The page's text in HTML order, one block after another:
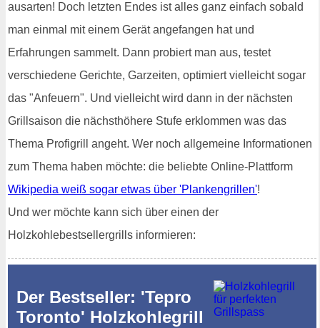
ausarten! Doch letzten Endes ist alles ganz einfach sobald
man einmal mit einem Gerät angefangen hat und
Erfahrungen sammelt. Dann probiert man aus, testet
verschiedene Gerichte, Garzeiten, optimiert vielleicht sogar
das "Anfeuern". Und vielleicht wird dann in der nächsten
Grillsaison die nächsthöhere Stufe erklommen was das
Thema Profigrill angeht. Wer noch allgemeine Informationen
zum Thema haben möchte: die beliebte Online-Plattform
Wikipedia weiß sogar etwas über 'Plankengrillen'!
Und wer möchte kann sich über einen der
Holzkohlebestsellergrills informieren:
Der Bestseller: 'Tepro
Toronto' Holzkohlegrill